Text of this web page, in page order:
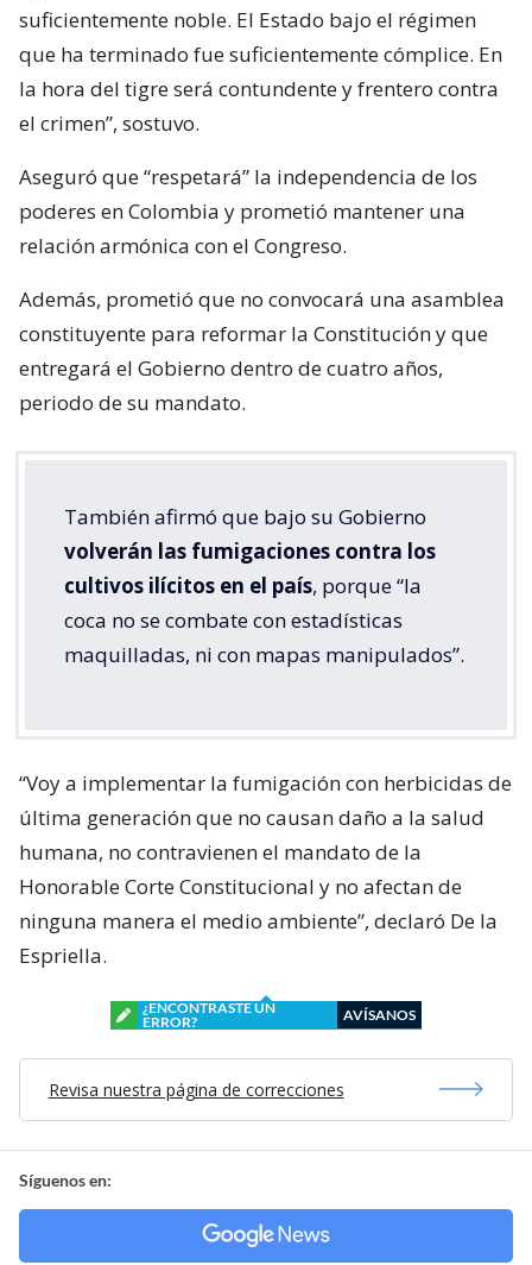
suficientemente noble. El Estado bajo el régimen
que ha terminado fue suficientemente cómplice. En
la hora del tigre será contundente y frentero contra
el crimen”, sostuvo.
Aseguró que “respetará” la independencia de los
poderes en Colombia y prometió mantener una
relación armónica con el Congreso.
Además, prometió que no convocará una asamblea
constituyente para reformar la Constitución y que
entregará el Gobierno dentro de cuatro años,
periodo de su mandato.
También afirmó que bajo su Gobierno
volverán las fumigaciones contra los
cultivos ilícitos en el país, porque “la
coca no se combate con estadísticas
maquilladas, ni con mapas manipulados”.
“Voy a implementar la fumigación con herbicidas de
última generación que no causan daño a la salud
humana, no contravienen el mandato de la
Honorable Corte Constitucional y no afectan de
ninguna manera el medio ambiente”, declaró De la
Espriella.
¿ENCONTRASTE UN
ERROR?
AVÍSANOS
Revisa nuestra página de correcciones
Síguenos en: